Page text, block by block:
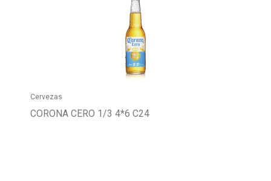
Cervezas
CORONA CERO 1/3 4*6 C24